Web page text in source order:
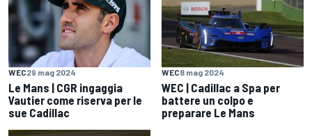
WEC29 mag 2024
Le Mans | CGR ingaggia
Vautier come riserva per le
sue Cadillac
WEC8 mag 2024
WEC | Cadillac a Spa per
battere un colpo e
preparare Le Mans